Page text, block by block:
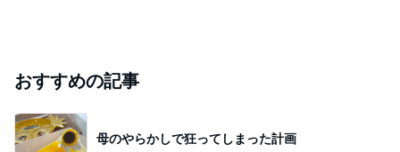
おすすめの記事
母のやらかしで狂ってしまった計画